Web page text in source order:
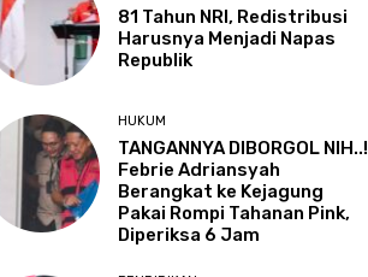
81 Tahun NRI, Redistribusi
Harusnya Menjadi Napas
Republik
HUKUM
TANGANNYA DIBORGOL NIH..!
Febrie Adriansyah
Berangkat ke Kejagung
Pakai Rompi Tahanan Pink,
Diperiksa 6 Jam